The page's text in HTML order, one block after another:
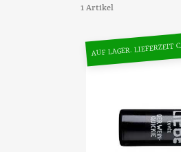
1 Artikel
AUF LAGER. LIEFERZEIT